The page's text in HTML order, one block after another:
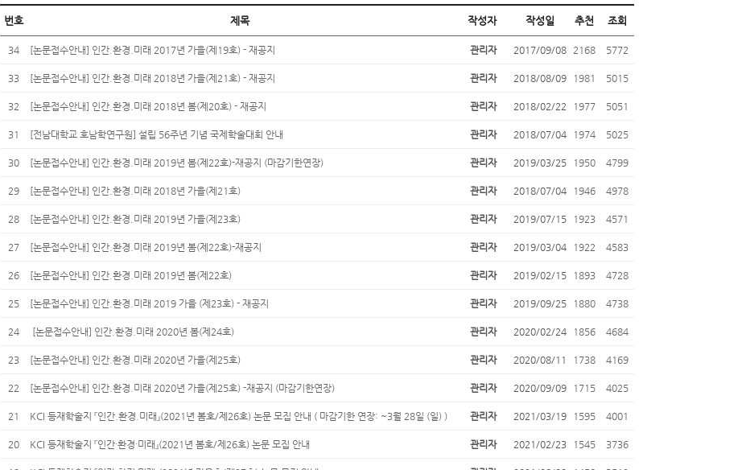
번호 제목 작성자 작성일 추천 조회
34 [논문접수안내] 인간.환경.미래 2017년 가을(제19호) - 재공지 관리자 2017/09/08 2168 5772
33 [논문접수안내] 인간.환경.미래 2018년 가을(제21호) - 재공지 관리자 2018/08/09 1981 5015
32 [논문접수안내] 인간.환경.미래 2018년 봄(제20호) - 재공지 관리자 2018/02/22 1977 5051
31 [전남대학교 호남학연구원] 설립 56주년 기념 국제학술대회 안내 관리자 2018/07/04 1974 5025
30 [논문접수안내] 인간.환경.미래 2019년 봄(제22호)-재공지 (마감기한연장) 관리자 2019/03/25 1950 4799
29 [논문접수안내] 인간.환경.미래 2018년 가을(제21호) 관리자 2018/07/04 1946 4978
28 [논문접수안내] 인간.환경.미래 2019년 가을(제23호) 관리자 2019/07/15 1923 4571
27 [논문접수안내] 인간.환경.미래 2019년 봄(제22호)-재공지 관리자 2019/03/04 1922 4583
26 [논문접수안내] 인간.환경.미래 2019년 봄(제22호) 관리자 2019/02/15 1893 4728
25 [논문접수안내] 인간.환경.미래 2019 가을 (제23호) - 재공지 관리자 2019/09/25 1880 4738
24 [논문접수안내] 인간.환경.미래 2020년 봄(제24호) 관리자 2020/02/24 1856 4684
23 [논문접수안내] 인간.환경.미래 2020년 가을(제25호) 관리자 2020/08/11 1738 4169
22 [논문접수안내] 인간.환경.미래 2020년 가을(제25호) -재공지 (마감기한연장) 관리자 2020/09/09 1715 4025
21 KCI 등재학술지 『인간.환경.미래』(2021년 봄호/제26호) 논문 모집 안내 ( 마감기한 연장: ~3월 28일 (일) ) 관리자 2021/03/19 1595 4001
20 KCI 등재학술지 『인간·환경·미래』(2021년 봄호/제26호) 논문 모집 안내 관리자 2021/02/23 1545 3736